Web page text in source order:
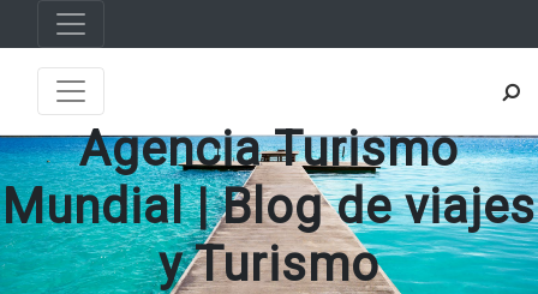
Agencia Turismo
Mundial | Blog de viajes
y Turismo